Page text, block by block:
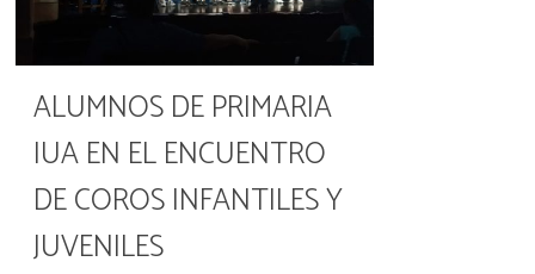
ALUMNOS DE PRIMARIA
IUA EN EL ENCUENTRO
DE COROS INFANTILES Y
JUVENILES